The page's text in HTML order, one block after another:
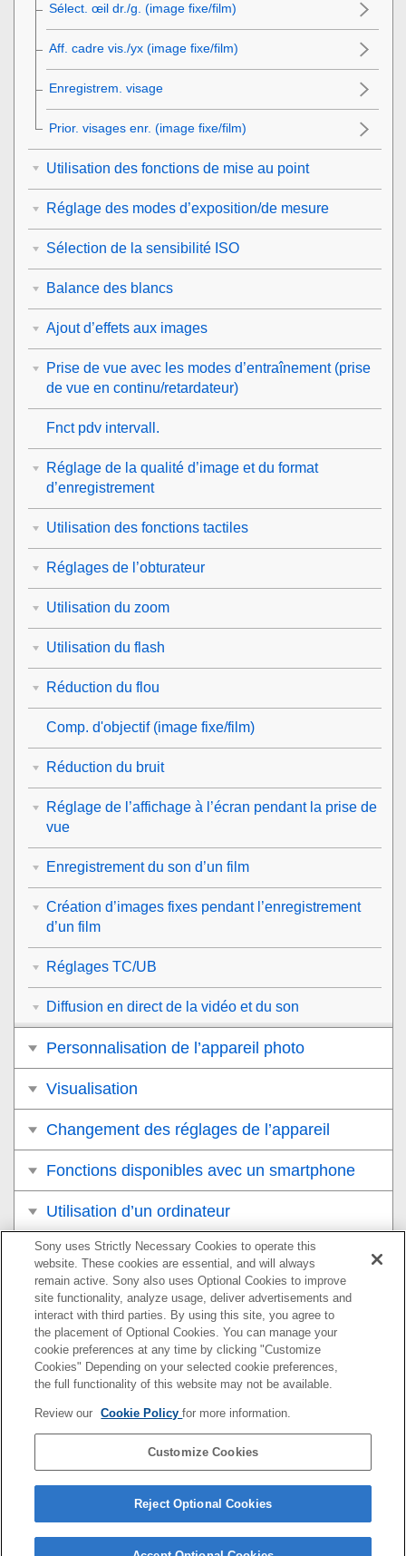
Sélect. œil dr./g. (image fixe/film)
Aff. cadre vis./yx (image fixe/film)
Enregistrem. visage
Prior. visages enr. (image fixe/film)
Utilisation des fonctions de mise au point
Réglage des modes d’exposition/de mesure
Sélection de la sensibilité ISO
Balance des blancs
Ajout d’effets aux images
Prise de vue avec les modes d’entraînement (prise
de vue en continu/retardateur)
Fnct pdv intervall.
Réglage de la qualité d’image et du format
d’enregistrement
Utilisation des fonctions tactiles
Réglages de l’obturateur
Utilisation du zoom
Utilisation du flash
Réduction du flou
Comp. d'objectif(image fixe/film)
Réduction du bruit
Réglage de l’affichage à l’écran pendant la prise de
vue
Enregistrement du son d’un film
Création d’images fixes pendant l’enregistrement
d’un film
Réglages TC/UB
Diffusion en direct de la vidéo et du son
Personnalisation de l’appareil photo
Visualisation
Changement des réglages de l’appareil
Fonctions disponibles avec un smartphone
Utilisation d’un ordinateur
Utilisation du service de cloud
Annexe
Si vous avez des problèmes
Pour plus d’informations sur la conformité aux lois sur
Accessibilité en France : conformité partielle
https://helpguide.sony.net/accessibility/france/v1/fr/index.h
Sony uses Strictly Necessary Cookies to operate this
website. These cookies are essential, and will always
remain active. Sony also uses Optional Cookies to improve
site functionality, analyze usage, deliver advertisements and
interact with third parties. By using this site, you agree to
the placement of Optional Cookies. You can manage your
cookie preferences at any time by clicking "Customize
Cookies" Depending on your selected cookie preferences,
the full functionality of this website may not be available.
Review our Cookie Policyfor more information.
Customize Cookies
Reject Optional Cookies